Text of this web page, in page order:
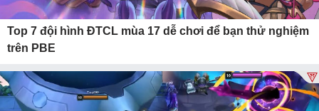
Top 7 đội hình ĐTCL mùa 17 dễ chơi để bạn thử nghiệm
trên PBE